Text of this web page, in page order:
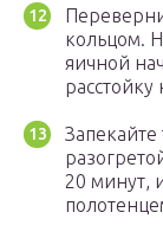
кольцом.
яичной
20 минут,